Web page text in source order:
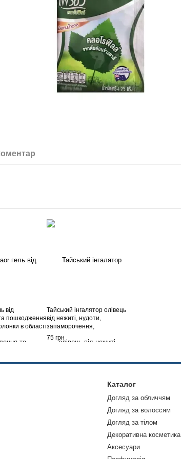
від
пошкодження
в області
ангіна, саші 1
Тайський інгалятор олівець
від нежиті, нудоти,
запаморочення,
неприємних запахів Poy-
Sian
75 грн
Каталог
Догляд за обличчям
Догляд за волоссям
Догляд за тілом
Декоративна косметика
Аксесуари